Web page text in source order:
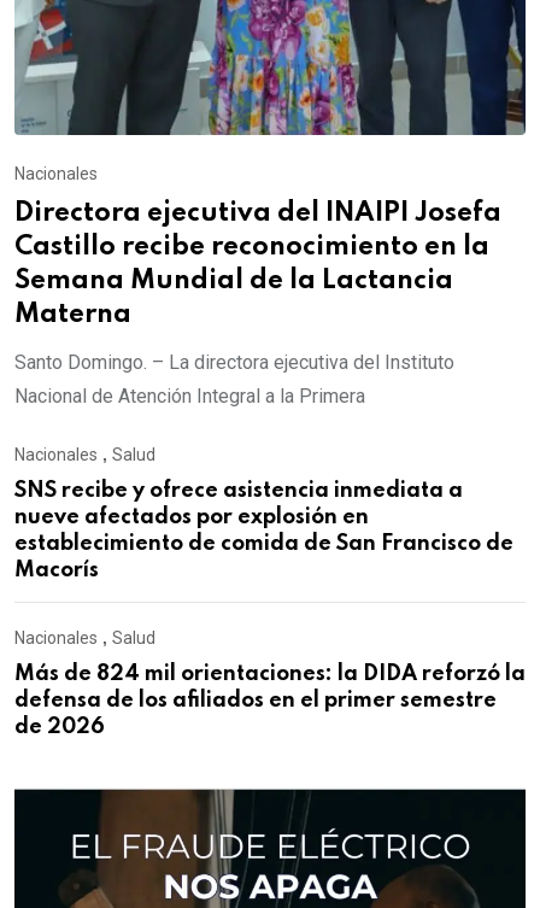
Nacionales
Directora ejecutiva del INAIPI Josefa
Castillo recibe reconocimiento en la
Semana Mundial de la Lactancia
Materna
Santo Domingo. – La directora ejecutiva del Instituto
Nacional de Atención Integral a la Primera
Nacionales , Salud
SNS recibe y ofrece asistencia inmediata a
nueve afectados por explosión en
establecimiento de comida de San Francisco de
Macorís
Nacionales , Salud
Más de 824 mil orientaciones: la DIDA reforzó la
defensa de los afiliados en el primer semestre
de 2026